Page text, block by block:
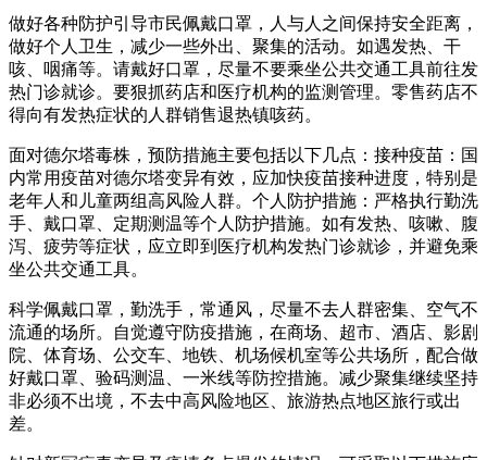
做好各种防护引导市民佩戴口罩，人与人之间保持安全距离，
做好个人卫生，减少一些外出、聚集的活动。如遇发热、干
咳、咽痛等。请戴好口罩，尽量不要乘坐公共交通工具前往发
热门诊就诊。要狠抓药店和医疗机构的监测管理。零售药店不
得向有发热症状的人群销售退热镇咳药。
面对德尔塔毒株，预防措施主要包括以下几点：接种疫苗：国
内常用疫苗对德尔塔变异有效，应加快疫苗接种进度，特别是
老年人和儿童两组高风险人群。个人防护措施：严格执行勤洗
手、戴口罩、定期测温等个人防护措施。如有发热、咳嗽、腹
泻、疲劳等症状，应立即到医疗机构发热门诊就诊，并避免乘
坐公共交通工具。
科学佩戴口罩，勤洗手，常通风，尽量不去人群密集、空气不
流通的场所。自觉遵守防疫措施，在商场、超市、酒店、影剧
院、体育场、公交车、地铁、机场候机室等公共场所，配合做
好戴口罩、验码测温、一米线等防控措施。减少聚集继续坚持
非必须不出境，不去中高风险地区、旅游热点地区旅行或出
差。